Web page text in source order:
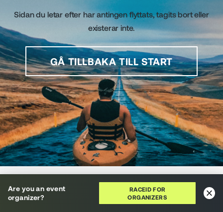
Sidan du letar efter har antingen flyttats, tagits bort eller
existerar inte.
GÅ TILLBAKA TILL START
användarupplevelse. Genom att använda den här
webbplatsen godkänner du vår
cookiepolicy
Are you an event
organizer?
RACEID FOR
ORGANIZERS